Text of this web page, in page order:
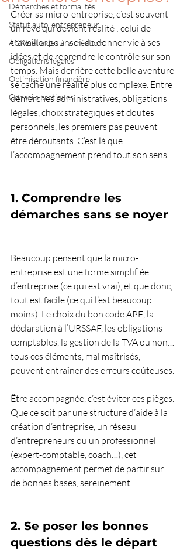
Démarches et formalités
Statut auto-entrepreneur
ACRE et aides à la création
Obligations légales
Optimisation financière
Conseils pratiques
Créer sa micro-entreprise, c’est souvent
un rêve qui devient réalité : celui de
travailler pour soi, de donner vie à ses
idées et de reprendre le contrôle sur son
temps. Mais derrière cette belle aventure
se cache une réalité plus complexe. Entre
démarches administratives, obligations
légales, choix stratégiques et doutes
personnels, les premiers pas peuvent
être déroutants. C’est là que
l’accompagnement prend tout son sens.
1. Comprendre les
démarches sans se noyer
Beaucoup pensent que la micro-
entreprise est une forme simplifiée
d’entreprise (ce qui est vrai), et que donc,
tout est facile (ce qui l’est beaucoup
moins). Le choix du bon code APE, la
déclaration à l’URSSAF, les obligations
comptables, la gestion de la TVA ou non…
tous ces éléments, mal maîtrisés,
peuvent entraîner des erreurs coûteuses.
Être accompagnée, c’est éviter ces pièges.
Que ce soit par une structure d’aide à la
création d’entreprise, un réseau
d’entrepreneurs ou un professionnel
(expert-comptable, coach…), cet
accompagnement permet de partir sur
de bonnes bases, sereinement.
2. Se poser les bonnes
questions dès le départ